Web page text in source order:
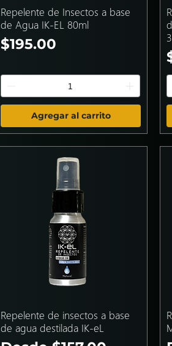
Repelente de Insectos a base
de Agua IK-EL 80ml
Precio
$195.00
Agregar al carrito
Repelente de insectos a base
de agua destilada IK-eL